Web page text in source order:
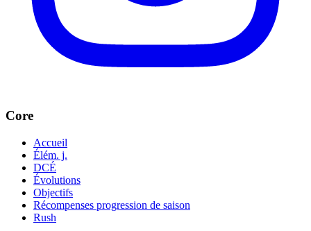
Core
Accueil
Élém. j.
DCÉ
Évolutions
Objectifs
Récompenses progression de saison
Rush